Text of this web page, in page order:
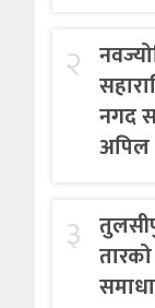
२
नगद
अपिल
३